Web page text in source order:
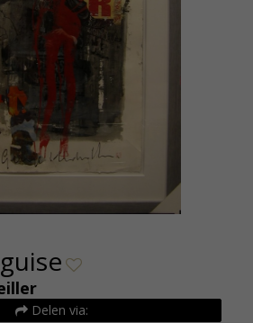
Delen via: